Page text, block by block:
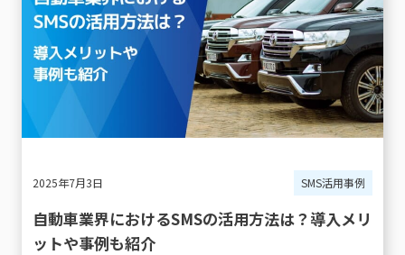
2025年7月3日 SMS活用事例
自動車業界におけるSMSの活用方法は？導入メリ
ットや事例も紹介